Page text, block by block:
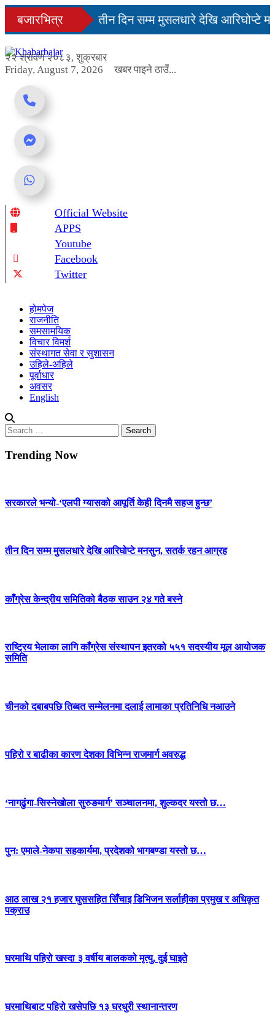
Skip
content
बजारभित्र
सहज हुन्छ’
तीन दिन सम्म मुसलधारे देखि आरिघोप्टे
२२ श्रावण २०८३, शुक्रबार
Friday, August 7, 2026
खबर पाइने ठाउँ...
Online News Portal
Official Website
APPS
Youtube
Facebook
Twitter
होमपेज
राजनीति
समसामयिक
विचार विमर्श
संस्थागत सेवा र सुशासन
उहिले-अहिले
पूर्वाधार
अवसर
English
Search
for:
Trending Now
सरकारले भन्यो-‘एलपी ग्यासको आपूर्ति केही दिनमै सहज हुन्छ’
तीन दिन सम्म मुसलधारे देखि आरिघोप्टे मनसुन, सतर्क रहन आग्रह
काँग्रेस केन्द्रीय समितिको बैठक साउन २४ गते बस्ने
राष्ट्रिय भेलाका लागि काँग्रेस संस्थापन इतरको ५५१ सदस्यीय मूल आयोजक
समिति
चीनको दबाबपछि तिब्बत सम्मेलनमा दलाई लामाका प्रतिनिधि नआउने
पहिरो र बाढीका कारण देशका विभिन्न राजमार्ग अवरुद्ध
‘नागढुंगा-सिस्नेखोला सुरुङमार्ग’ सञ्चालनमा, शुल्कदर यस्तो छ…
पुन: एमाले-नेकपा सहकार्यमा, प्रदेशको भागबण्डा यस्तो छ…
आठ लाख २१ हजार घुससहित सिँचाइ डिभिजन सर्लाहीका प्रमुख र अधिकृत
पक्राउ
घरमाथि पहिरो खस्दा ३ वर्षीय बालकको मृत्यु, दुई घाइते
घरमाथिबाट पहिरो खसेपछि १३ घरधुरी स्थानान्तरण